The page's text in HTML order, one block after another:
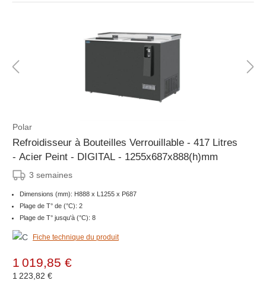
Polar
Refroidisseur à Bouteilles Verrouillable - 417 Litres
- Acier Peint - DIGITAL - 1255x687x888(h)mm
3 semaines
Dimensions (mm): H888 x L1255 x P687
Plage de T° de (°C): 2
Plage de T° jusqu'à (°C): 8
Fiche technique du produit
1 019,85 €
1 223,82 €